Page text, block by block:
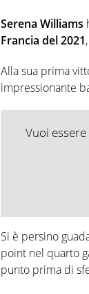
Serena Williams
Francia del 2021
Alla sua prima
impressionante
Vuoi
Si è persino
point nel quarto
punto prima di